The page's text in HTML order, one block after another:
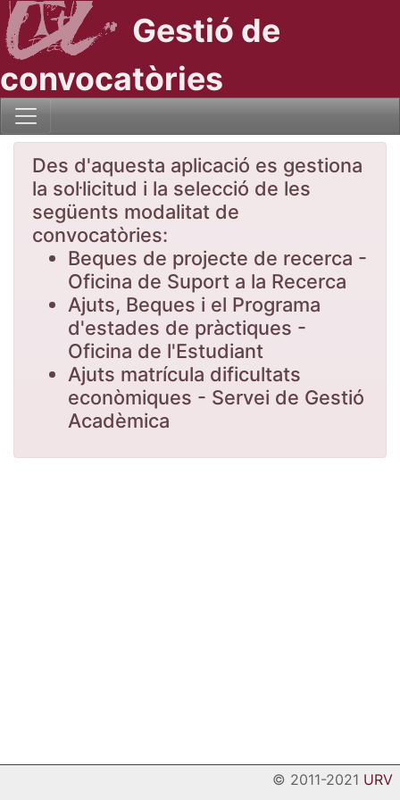
Gestió de
convocatòries
Des d'aquesta aplicació es gestiona
la sol·licitud i la selecció de les
següents modalitat de
convocatòries:
Beques de projecte de recerca -
Oficina de Suport a la Recerca
Ajuts, Beques i el Programa
d'estades de pràctiques -
Oficina de l'Estudiant
Ajuts matrícula dificultats
econòmiques - Servei de Gestió
Acadèmica
© 2011-2021 URV